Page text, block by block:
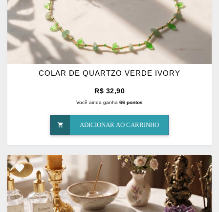
COLAR DE QUARTZO VERDE IVORY
R$ 32,90
Você ainda ganha 66 pontos
ADICIONAR AO CARRINHO
ADICIONAR
OS